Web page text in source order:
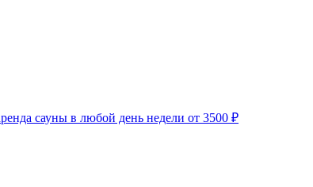
сауны в любой день недели от 3500 ₽